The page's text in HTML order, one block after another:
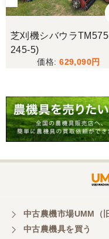
芝刈機シバウラ
245-5)
629,090
中古農機市場UMM（
中古農機具を買う